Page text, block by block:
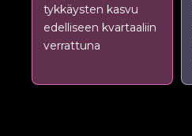
tykkäysten kasvu
edelliseen kvartaaliin
verrattuna